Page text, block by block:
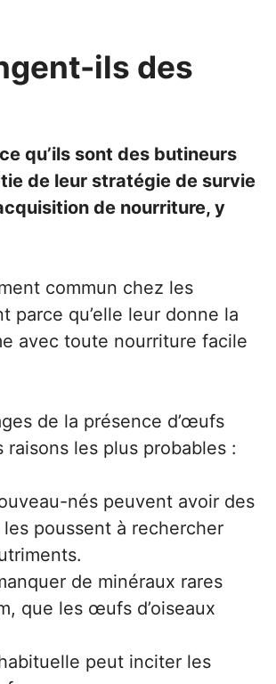
ils des
qu’ils sont des butineurs
de leur stratégie de survie
de nourriture, y
commun chez les
parce qu’elle leur donne la
avec toute nourriture facile
de la présence d’œufs
les plus probables :
nés peuvent avoir des
poussent à rechercher
de minéraux rares
que les œufs d’oiseaux
peut inciter les